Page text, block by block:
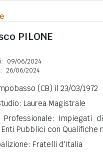
PILONE
09/06/2024
26/06/2024
(CB) il 23/03/1972
Laurea Magistrale
Professionale: Impiegati
Enti Pubblici con Qualifiche
Fratelli d'Italia